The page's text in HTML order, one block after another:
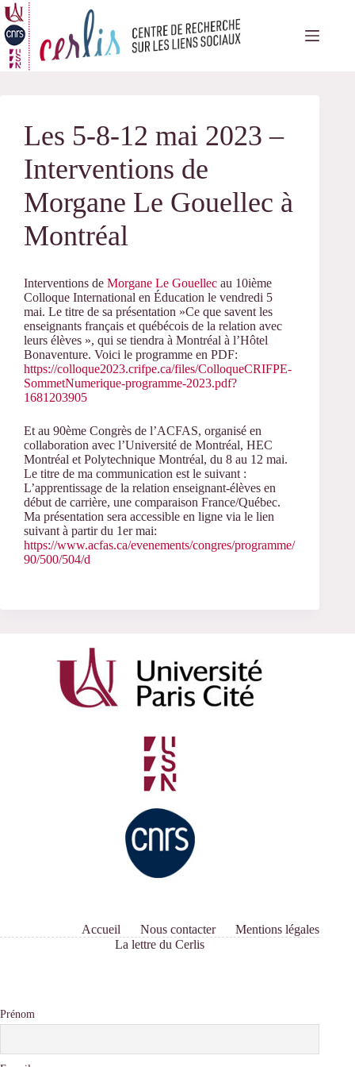
Passer
au
contenu
Les 5-8-12 mai 2023 –
Interventions de
Morgane Le Gouellec à
Montréal
Interventions de Morgane Le Gouellec au 10ième
Colloque International en Éducation le vendredi 5
mai. Le titre de sa présentation »Ce que savent les
enseignants français et québécois de la relation avec
leurs élèves », qui se tiendra à Montréal à l’Hôtel
Bonaventure. Voici le programme en PDF:
https://colloque2023.crifpe.ca/files/ColloqueCRIFPE-
SommetNumerique-programme-2023.pdf?
1681203905
Et au 90ème Congrès de l’ACFAS, organisé en
collaboration avec l’Université de Montréal, HEC
Montréal et Polytechnique Montréal, du 8 au 12 mai.
Le titre de ma communication est le suivant :
L’apprentissage de la relation enseignant-élèves en
début de carrière, une comparaison France/Québec.
Ma présentation sera accessible en ligne via le lien
suivant à partir du 1er mai:
https://www.acfas.ca/evenements/congres/programme/
90/500/504/d
Accueil Nous contacter
Mentions légales
La lettre du Cerlis
Prénom